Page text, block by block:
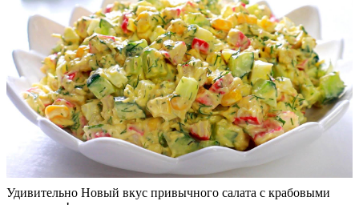
Удивительно Новый вкус привычного салата с крабовыми